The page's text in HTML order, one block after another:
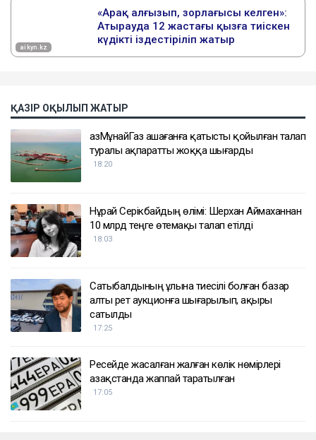
ҚАЗІР ОҚЫЛЫП ЖАТЫР
ҚазМұнайГаз Қашағанға қатысты қойылған талап
туралы ақпаратты жоққа шығарды
18:20
Нұрай Серікбайдың өлімі: Шерхан Аймаханнан
10 млрд теңге өтемақы талап етілді
18:03
Сатыбалдының ұлына тиесілі болған базар
алты рет аукционға шығарылып, ақыры
сатылды
17:25
Ресейде жасалған жалған көлік нөмірлері
Қазақстанда жаппай таратылған
17:05